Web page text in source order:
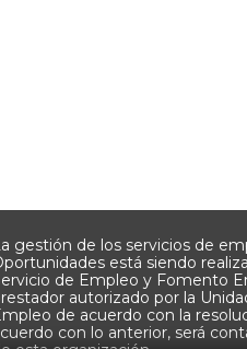
gestión de los servicios de
está siendo
de Empleo y Fomento
autorizado por la
de acuerdo con la
con lo anterior, será